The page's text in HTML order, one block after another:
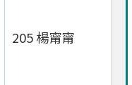
205 楊甯甯